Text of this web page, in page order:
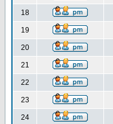
18
19
20
21
22
23
24